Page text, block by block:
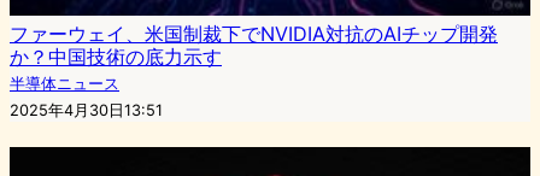
ファーウェイ、米国制裁下でNVIDIA対抗のAIチップ開発
か？中国技術の底力示す
半導体ニュース
2025年4月30日13:51